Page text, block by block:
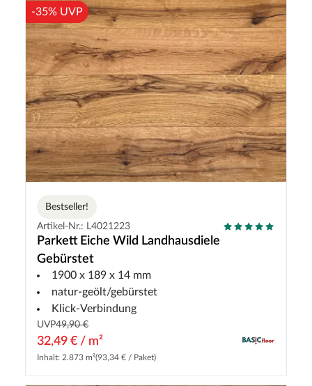
-35% UVP
Bestseller!
Artikel-Nr.: L4021223
Parkett Eiche Wild Landhausdiele
Gebürstet
1900 x 189 x 14 mm
natur-geölt/gebürstet
Klick-Verbindung
UVP49,90 €
32,49 € / m²
Inhalt: 2.873 m²(93,34 € / Paket)